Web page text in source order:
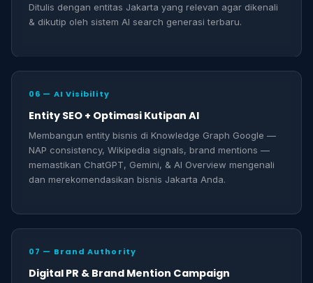
Ditulis dengan entitas Jakarta yang relevan agar dikenali
& dikutip oleh sistem AI search generasi terbaru.
06 — AI Visibility
Entity SEO + Optimasi Kutipan AI
Membangun entity bisnis di Knowledge Graph Google —
NAP consistency, Wikipedia signals, brand mentions —
memastikan ChatGPT, Gemini, & AI Overview mengenali
dan merekomendasikan bisnis Jakarta Anda.
07 — Brand Authority
Digital PR & Brand Mention Campaign